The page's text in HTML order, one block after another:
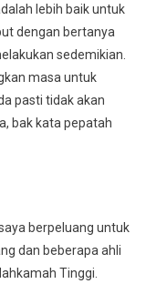
lebih baik untuk
dengan bertanya
sedemikian.
masa untuk
pasti tidak akan
bak kata pepatah
berpeluang untuk
dan beberapa ahli
Tinggi.